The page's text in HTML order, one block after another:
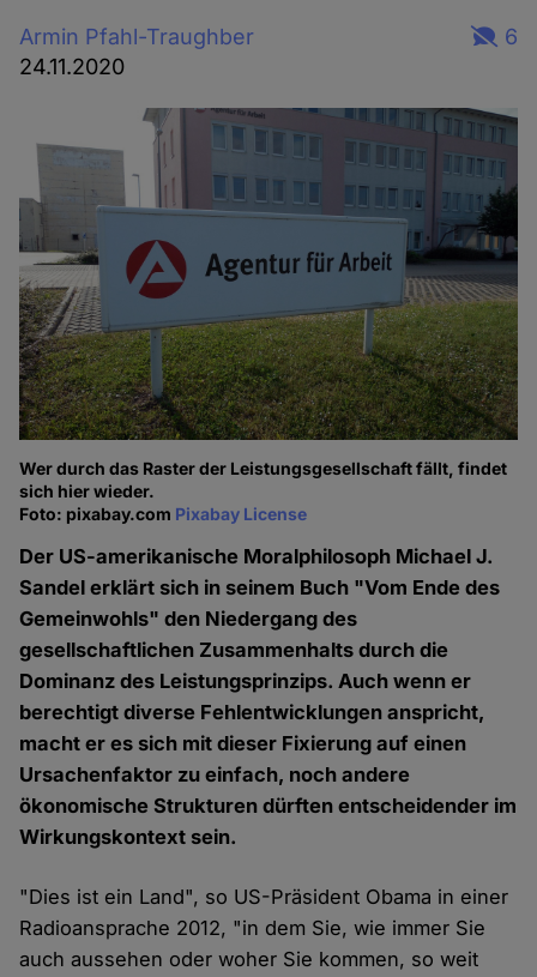
Armin Pfahl-Traughber
24.11.2020
6
Wer durch das Raster der Leistungsgesellschaft fällt, findet
sich hier wieder.
Foto: pixabay.com Pixabay License
Der US-amerikanische Moralphilosoph Michael J.
Sandel erklärt sich in seinem Buch "Vom Ende des
Gemeinwohls" den Niedergang des
gesellschaftlichen Zusammenhalts durch die
Dominanz des Leistungsprinzips. Auch wenn er
berechtigt diverse Fehlentwicklungen anspricht,
macht er es sich mit dieser Fixierung auf einen
Ursachenfaktor zu einfach, noch andere
ökonomische Strukturen dürften entscheidender im
Wirkungskontext sein.
"Dies ist ein Land", so US-Präsident Obama in einer
Radioansprache 2012, "in dem Sie, wie immer Sie
auch aussehen oder woher Sie kommen, so weit